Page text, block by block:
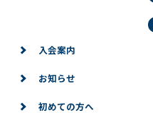
入会案内
お知らせ
初めての方へ